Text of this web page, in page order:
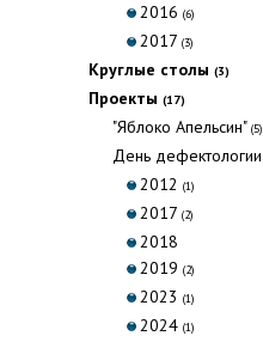
2016 (6)
2017 (3)
Круглые столы (3)
Проекты (17)
"Яблоко Апельсин" (5)
День дефектологии
2012 (1)
2017 (2)
2018
2019 (2)
2023 (1)
2024 (1)